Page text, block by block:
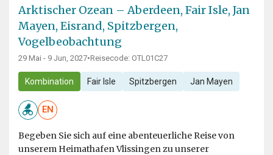
Arktischer Ozean – Aberdeen, Fair Isle, Jan
Mayen, Eisrand, Spitzbergen,
Vogelbeobachtung
29 Mai - 9 Jun, 2027•Reisecode: OTL01C27
Kombination Fair Isle Spitzbergen Jan Mayen
EN
Begeben Sie sich auf eine abenteuerliche Reise von
unserem Heimathafen Vlissingen zu unserer